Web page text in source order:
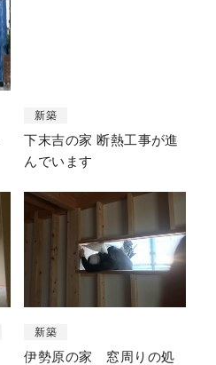
新築
下末吉の家 断熱工事が進
んでいます
新築
伊勢原の家 窓周りの処